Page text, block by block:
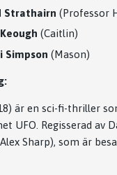
Strathairn (Professor
(Caitlin)
Simpson (Mason)
är en sci-fi-thriller
UFO. Regisserad av
Sharp), som är